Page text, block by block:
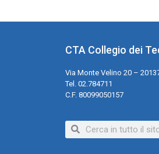
CTA Collegio dei
Via Monte Velino 20 –
Tel. 02.784711
C.F. 80099050157